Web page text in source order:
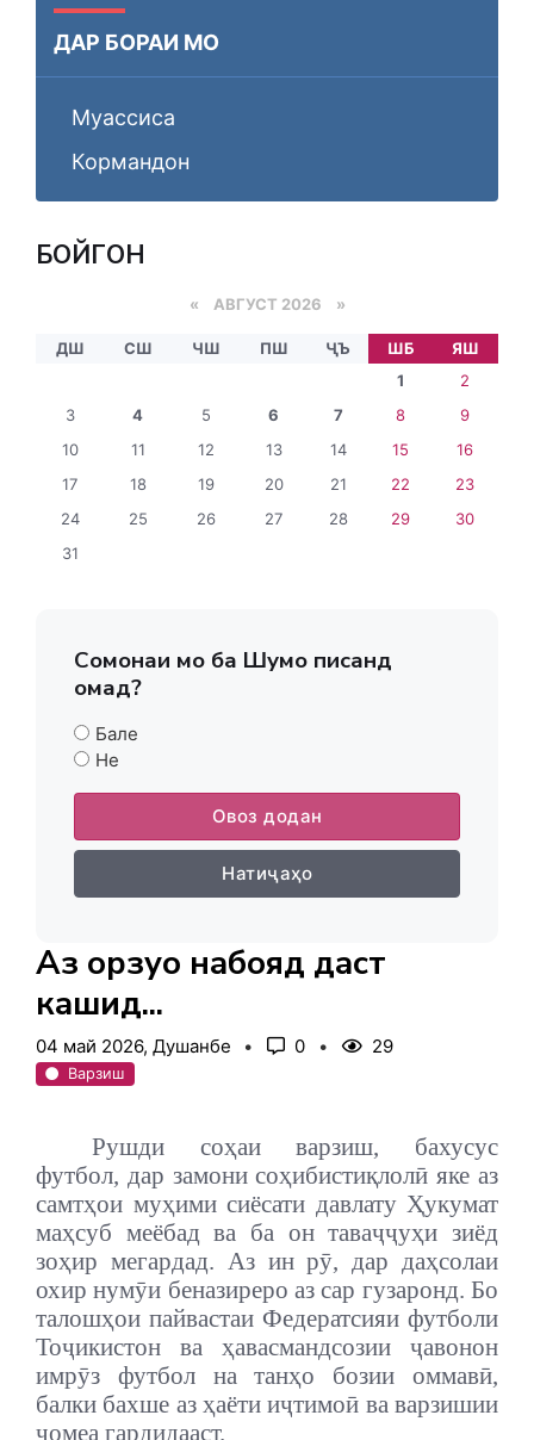
ДАР БОРАИ МО
Муассиса
Кормандон
БОЙГОНӢ
« АВГУСТ 2026 »
ДШ СШ ЧШ ПШ ҶЪ ШБ
ЯШ
1
2
3
4 5 6 7 8
9
10
11 12 13 14 15
16
17
18 19 20 21 22
23
24
25 26 27 28 29
30
31
Сомонаи мо ба Шумо писанд
омад?
Бале
Не
Овоз додан
Натиҷаҳо
Аз орзуҳо набояд даст
кашид...
04 май 2026, Душанбе 0 29
Варзиш
Рушди соҳаи варзиш, бахусус
футбол, дар замони соҳибистиқлолӣ яке аз
самтҳои муҳими сиёсати давлату Ҳукумат
маҳсуб меёбад ва ба он таваҷҷуҳи зиёд
зоҳир мегардад. Аз ин рӯ, дар даҳсолаи
охир нумӯи беназиреро аз сар гузаронд. Бо
талошҳои пайвастаи Федератсияи футболи
Тоҷикистон ва ҳавасмандсозии ҷавонон
имрӯз футбол на танҳо бозии оммавӣ,
балки бахше аз ҳаёти иҷтимоӣ ва варзишии
ҷомеа гардидааст.